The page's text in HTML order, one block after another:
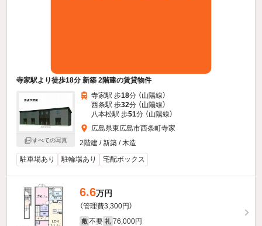
寺家駅より徒歩18分 新築 2階建の賃貸物件
すべての写真
寺家駅 歩18分 （山陽線）
西条駅 歩32分 （山陽線）
八本松駅 歩51分 （山陽線）
広島県東広島市西条町寺家
2階建 / 新築 / 木造
駐車場あり
駐輪場あり 宅配ボックス
6.6万円
（管理費3,300円）
敷 不要 礼 76,000円